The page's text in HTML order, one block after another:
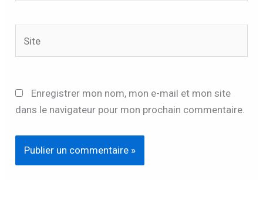
Enregistrer mon nom, mon e-mail et mon site
dans le navigateur pour mon prochain commentaire.